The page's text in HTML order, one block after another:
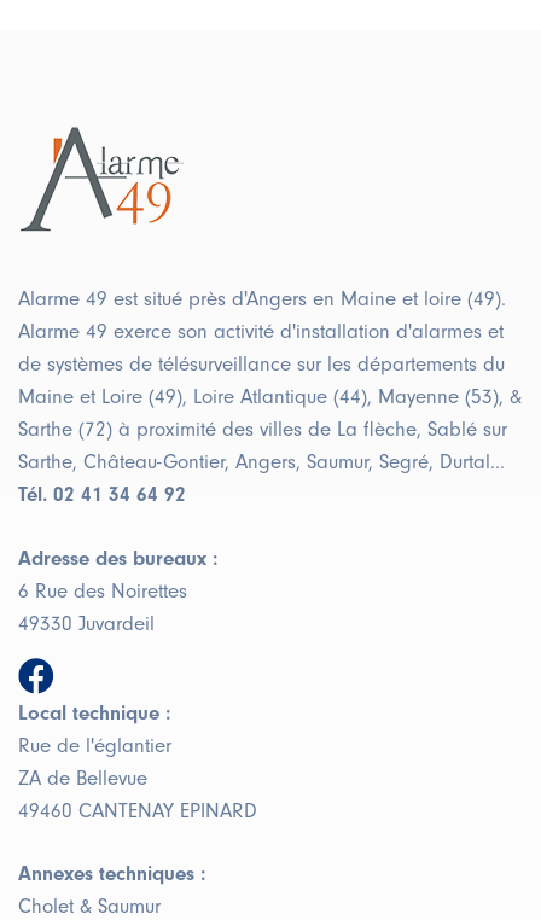
Alarme 49 est situé près d'Angers en Maine et loire (49).
Alarme 49 exerce son activité d'installation d'alarmes et
de systèmes de télésurveillance sur les départements du
Maine et Loire (49), Loire Atlantique (44), Mayenne (53), &
Sarthe (72) à proximité des villes de La flèche, Sablé sur
Sarthe, Château-Gontier, Angers, Saumur, Segré, Durtal...
Tél. 02 41 34 64 92
Adresse des bureaux :
6 Rue des Noirettes
49330 Juvardeil
Local technique :
Rue de l'églantier
ZA de Bellevue
49460 CANTENAY EPINARD
Annexes techniques :
Cholet & Saumur